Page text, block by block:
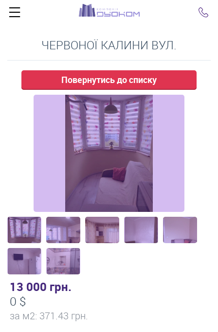
ЧЕРВОНОЇ КАЛИНИ ВУЛ.
Повернутись до списку
13 000 грн.
0 $
за м2: 371.43 грн.